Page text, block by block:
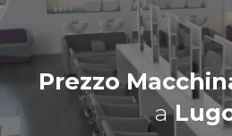
Prezzo
a